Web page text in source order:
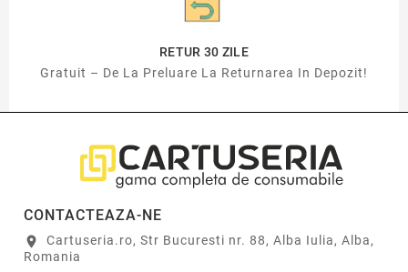
RETUR 30 ZILE
Gratuit – De La Preluare La Returnarea In Depozit!
CONTACTEAZA-NE
location_on
Cartuseria.ro, Str Bucuresti nr. 88, Alba Iulia, Alba,
Romania